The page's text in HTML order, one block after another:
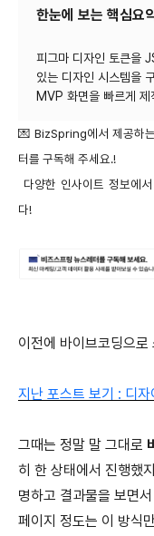
한눈에 보는 핵심요
피그마 디자인 토큰을
있는 디자인 시스템을
💌 BizSpring에서 제공하
터를 구독해 주세요.!
다양한 인사이트 정보에
다!
이전에 바이브코딩으
지난 포스트 보기 : 디
그때는 정말 말 그대로
히 한 상태에서 진행했
명하고 결과물을 보면
페이지 정도는 이 방식